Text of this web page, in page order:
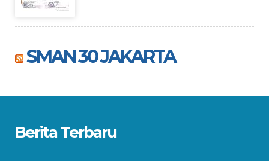
SMAN 30 JAKARTA
Berita Terbaru